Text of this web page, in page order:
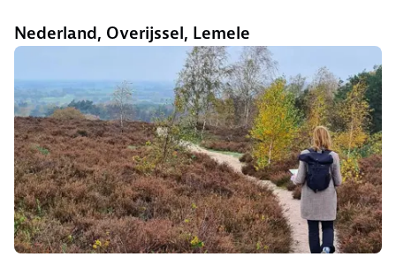
Nederland, Overijssel, Lemele